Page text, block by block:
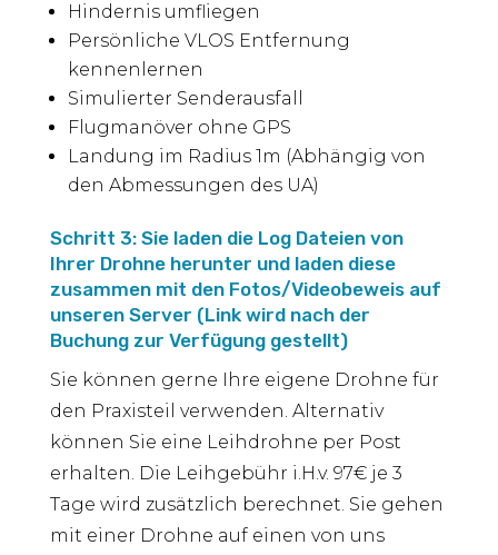
Hindernis umfliegen
Persönliche VLOS Entfernung
kennenlernen
Simulierter Senderausfall
Flugmanöver ohne GPS
Landung im Radius 1m (Abhängig von
den Abmessungen des UA)
Schritt 3: Sie laden die Log Dateien von
Ihrer Drohne herunter und laden diese
zusammen mit den Fotos/Videobeweis auf
unseren Server (Link wird nach der
Buchung zur Verfügung gestellt)
Sie können gerne Ihre eigene Drohne für
den Praxisteil verwenden. Alternativ
können Sie eine Leihdrohne per Post
erhalten. Die Leihgebühr i.H.v. 97€ je 3
Tage wird zusätzlich berechnet. Sie gehen
mit einer Drohne auf einen von uns